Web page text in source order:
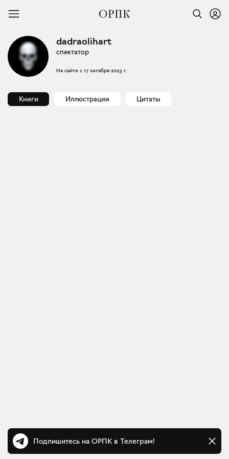
dadraolihart
спектатор
На сайте с 17 октября 2023 г.
Книги Иллюстрации Цитаты
Подпишитесь на ОРПК в Телеграм!